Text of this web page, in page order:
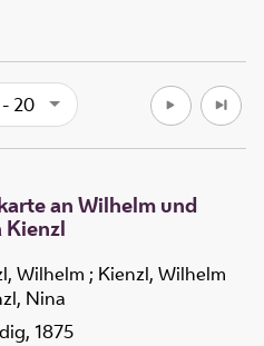
- 20
an Wilhelm und
Kienzl
Wilhelm ; Kienzl, Wilhelm
Nina
1875